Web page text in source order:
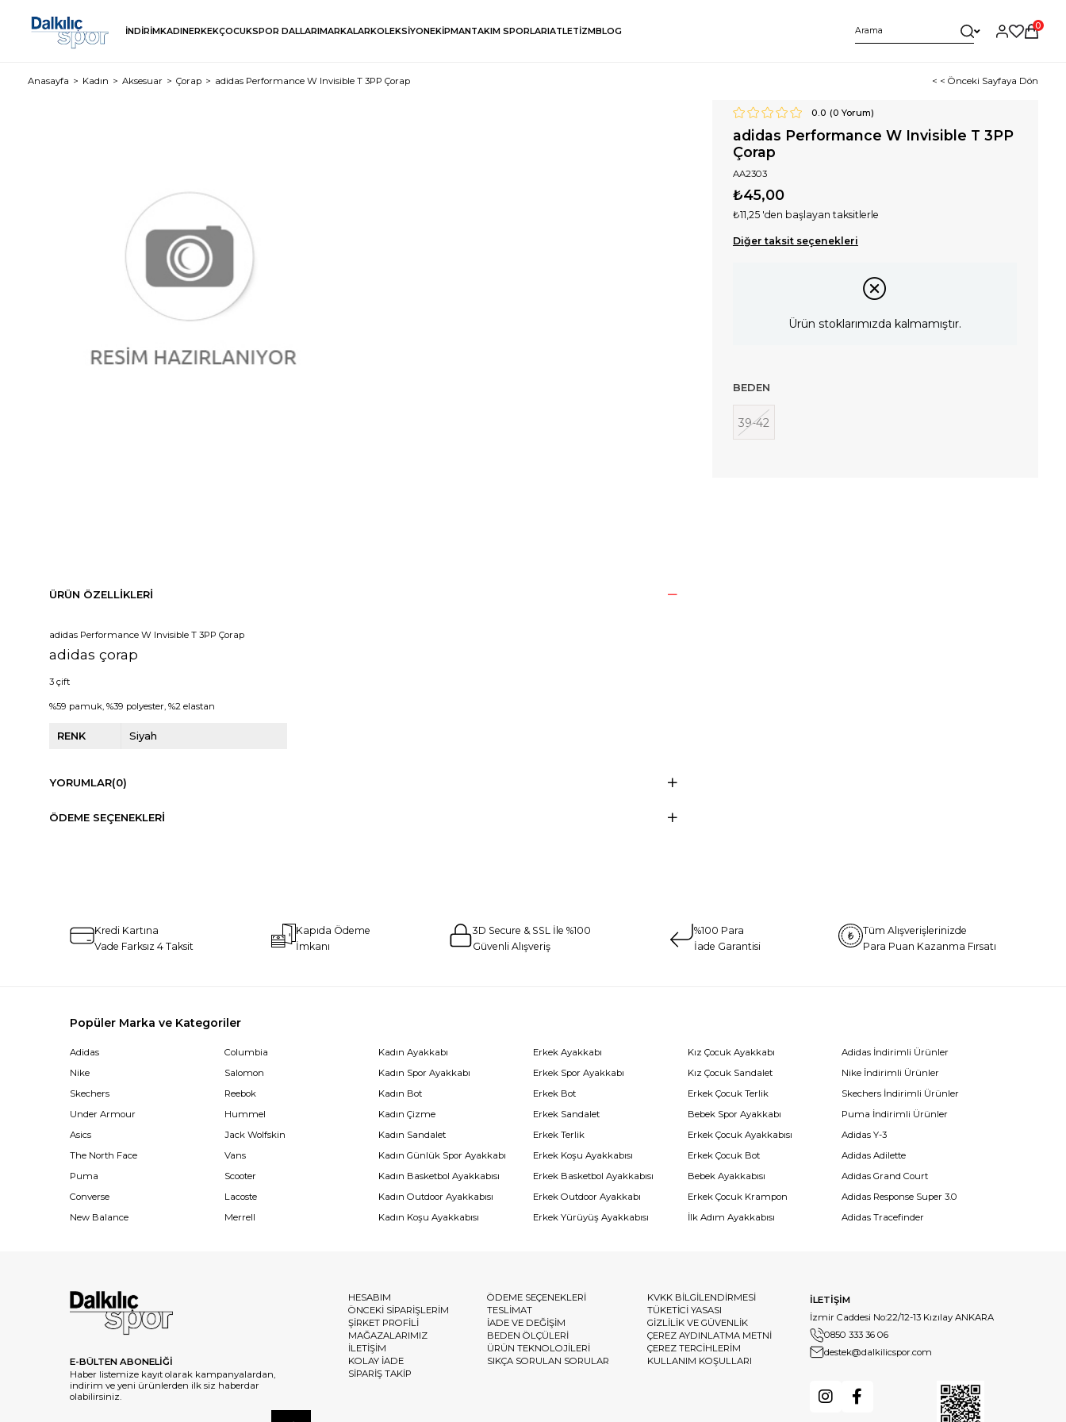
İNDİRİMKADINERKEKÇOCUKSPOR DALLARIMARKALARKOLEKSİYONEKİPMANTAKIM SPORLARIATLETİZMBLOG
0
Anasayfa Kadın Aksesuar Çorap adidas Performance W Invisible T 3PP Çorap < < Önceki Sayfaya Dön
0.0 (0 Yorum)
adidas Performance W Invisible T 3PP
Çorap
AA2303
₺45,00
₺11,25 'den başlayan taksitlerle
Diğer taksit seçenekleri
Ürün stoklarımızda kalmamıştır.
BEDEN
39-42
ÜRÜN ÖZELLIKLERI
adidas Performance W Invisible T 3PP Çorap
adidas çorap
3 çift
%59 pamuk, %39 polyester, %2 elastan
RENK Siyah
YORUMLAR(0)
ÖDEME SEÇENEKLERI
Kredi Kartına
Vade Farksız 4 Taksit
Kapıda Ödeme
İmkanı
3D Secure & SSL İle %100
Güvenli Alışveriş
%100 Para
İade Garantisi
Tüm Alışverişlerinizde
Para Puan Kazanma Fırsatı
Popüler Marka ve Kategoriler
Adidas
Nike
Skechers
Under Armour
Asics
The North Face
Puma
Converse
New Balance
Columbia
Salomon
Reebok
Hummel
Jack Wolfskin
Vans
Scooter
Lacoste
Merrell
Kadın Ayakkabı
Kadın Spor Ayakkabı
Kadın Bot
Kadın Çizme
Kadın Sandalet
Kadın Günlük Spor Ayakkabı
Kadın Basketbol Ayakkabısı
Kadın Outdoor Ayakkabısı
Kadın Koşu Ayakkabısı
Erkek Ayakkabı
Erkek Spor Ayakkabı
Erkek Bot
Erkek Sandalet
Erkek Terlik
Erkek Koşu Ayakkabısı
Erkek Basketbol Ayakkabısı
Erkek Outdoor Ayakkabı
Erkek Yürüyüş Ayakkabısı
Kız Çocuk Ayakkabı
Kız Çocuk Sandalet
Erkek Çocuk Terlik
Bebek Spor Ayakkabı
Erkek Çocuk Ayakkabısı
Erkek Çocuk Bot
Bebek Ayakkabısı
Erkek Çocuk Krampon
İlk Adım Ayakkabısı
Adidas İndirimli Ürünler
Nike İndirimli Ürünler
Skechers İndirimli Ürünler
Puma İndirimli Ürünler
Adidas Y-3
Adidas Adilette
Adidas Grand Court
Adidas Response Super 3.0
Adidas Tracefinder
E-BÜLTEN ABONELİĞİ
Haber listemize kayıt olarak kampanyalardan,
indirim ve yeni ürünlerden ilk siz haberdar
olabilirsiniz.
HESABIM
ÖNCEKİ SİPARİŞLERİM
ŞİRKET PROFİLİ
MAĞAZALARIMIZ
İLETİŞİM
KOLAY İADE
SİPARİŞ TAKİP
ÖDEME SEÇENEKLERİ
TESLİMAT
İADE VE DEĞİŞİM
BEDEN ÖLÇÜLERİ
ÜRÜN TEKNOLOJİLERİ
SIKÇA SORULAN SORULAR
KVKK BİLGİLENDİRMESİ
TÜKETİCİ YASASI
GİZLİLİK VE GÜVENLİK
ÇEREZ AYDINLATMA METNİ
ÇEREZ TERCİHLERİM
KULLANIM KOŞULLARI
İLETİŞİM
İzmir Caddesi No:22/12-13 Kızılay ANKARA
0850 333 36 06
destek@dalkilicspor.com